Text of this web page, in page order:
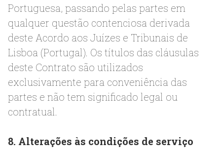
Portuguesa, passando pelas partes em
qualquer questão contenciosa derivada
deste Acordo aos Juízes e Tribunais de
Lisboa (Portugal). Os títulos das cláusulas
deste Contrato são utilizados
exclusivamente para conveniência das
partes e não tem significado legal ou
contratual.
8. Alterações às condições de serviço